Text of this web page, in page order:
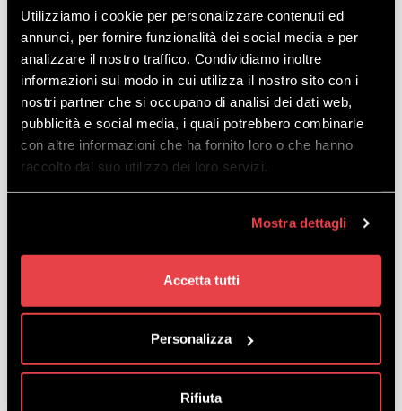
Utilizziamo i cookie per personalizzare contenuti ed
annunci, per fornire funzionalità dei social media e per
analizzare il nostro traffico. Condividiamo inoltre
informazioni sul modo in cui utilizza il nostro sito con i
nostri partner che si occupano di analisi dei dati web,
pubblicità e social media, i quali potrebbero combinarle
con altre informazioni che ha fornito loro o che hanno
raccolto dal suo utilizzo dei loro servizi.
Mostra dettagli
Accetta tutti
Personalizza
Rifiuta
TICKET MOTTOLINO SEILBAHN GULTIG FUR
EINE EINFACHE FAHRT
Wichtig:um den Service nutzen zu können, muss der Voucher bei
der Kasse an der Talstation der Seilbahn vorgelegt werden. Bei
Abholung des Tickets muss ein Ausweisdokument vorgelegt werden.
Beschreibung:Hol dir das Ticket für die Fahrt mit der Seilbahn
und erlebe eine unvergessliche Erfahrung auf 2400 Metern Höhe!
Angebot, das tolle Neuigkeit für den Sommer 2023 bietet. Nicht zu
nach einer Wanderung in luftigen Höhen suchst, findet du an der
Bergstation der Seilbahn zahlreiche Wanderwege für jedes Niveau.
Normaltarif:für alle, die von 1961 bis einschließlich 2009
für alle, die von 2011 bis einschließlich
2019 geboren sind; für alle, die im Jahr 1960 und davor geboren